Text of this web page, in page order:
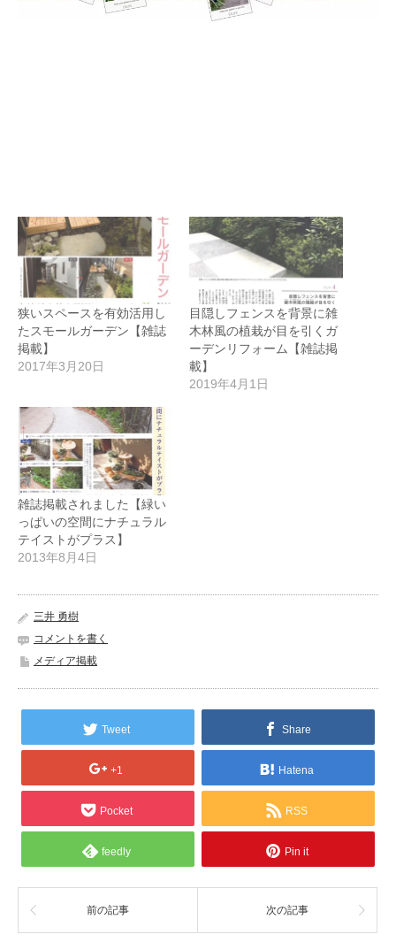
狭いスペースを有効活用し
たスモールガーデン【雑誌
掲載】
2017年3月20日
目隠しフェンスを背景に雑
木林風の植栽が目を引くガ
ーデンリフォーム【雑誌掲
載】
2019年4月1日
雑誌掲載されました【緑い
っぱいの空間にナチュラル
テイストがプラス】
2013年8月4日
三井 勇樹
コメントを書く
メディア掲載
Tweet Share
+1 Hatena
Pocket RSS
feedly Pin it
前の記事 次の記事